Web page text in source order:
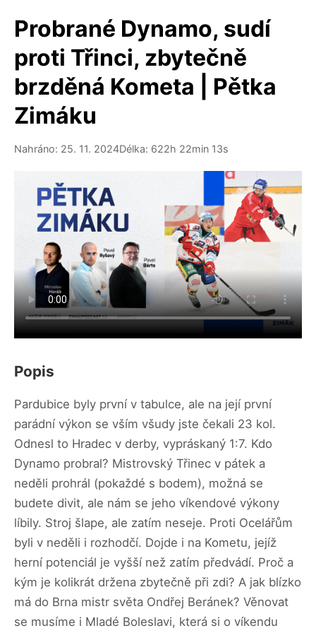
Probrané Dynamo, sudí
proti Třinci, zbytečně
brzděná Kometa | Pětka
Zimáku
Nahráno: 25. 11. 2024Délka: 622h 22min 13s
Popis
Pardubice byly první v tabulce, ale na její první
parádní výkon se vším všudy jste čekali 23 kol.
Odnesl to Hradec v derby, vypráskaný 1:7. Kdo
Dynamo probral? Mistrovský Třinec v pátek a
neděli prohrál (pokaždé s bodem), možná se
budete divit, ale nám se jeho víkendové výkony
líbily. Stroj šlape, ale zatím neseje. Proti Ocelářům
byli v neděli i rozhodčí. Dojde i na Kometu, jejíž
herní potenciál je vyšší než zatím předvádí. Proč a
kým je kolikrát držena zbytečně při zdi? A jak blízko
má do Brna mistr světa Ondřej Beránek? Věnovat
se musíme i Mladé Boleslavi, která si o víkendu